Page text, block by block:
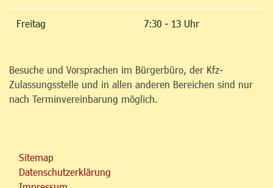
Freitag 7:30 - 13 Uhr
Besuche und Vorsprachen im Bürgerbüro, der Kfz-
Zulassungsstelle und in allen anderen Bereichen sind nur
nach Terminvereinbarung möglich.
Sitemap
Datenschutzerklärung